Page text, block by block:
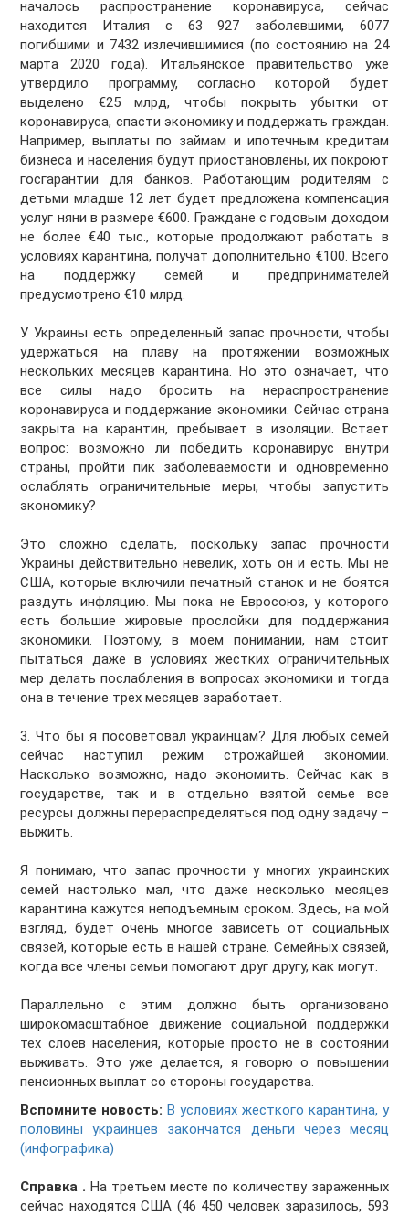
началось распространение коронавируса, сейчас
находится Италия с 63 927 заболевшими, 6077
погибшими и 7432 излечившимися (по состоянию на 24
марта 2020 года). Итальянское правительство уже
утвердило программу, согласно которой будет
выделено €25 млрд, чтобы покрыть убытки от
коронавируса, спасти экономику и поддержать граждан.
Например, выплаты по займам и ипотечным кредитам
бизнеса и населения будут приостановлены, их покроют
госгарантии для банков. Работающим родителям с
детьми младше 12 лет будет предложена компенсация
услуг няни в размере €600. Граждане с годовым доходом
не более €40 тыс., которые продолжают работать в
условиях карантина, получат дополнительно €100. Всего
на поддержку семей и предпринимателей
предусмотрено €10 млрд.
У Украины есть определенный запас прочности, чтобы
удержаться на плаву на протяжении возможных
нескольких месяцев карантина. Но это означает, что
все силы надо бросить на нераспространение
коронавируса и поддержание экономики. Сейчас страна
закрыта на карантин, пребывает в изоляции. Встает
вопрос: возможно ли победить коронавирус внутри
страны, пройти пик заболеваемости и одновременно
ослаблять ограничительные меры, чтобы запустить
экономику?
Это сложно сделать, поскольку запас прочности
Украины действительно невелик, хоть он и есть. Мы не
США, которые включили печатный станок и не боятся
раздуть инфляцию. Мы пока не Евросоюз, у которого
есть большие жировые прослойки для поддержания
экономики. Поэтому, в моем понимании, нам стоит
пытаться даже в условиях жестких ограничительных
мер делать послабления в вопросах экономики и тогда
она в течение трех месяцев заработает.
3. Что бы я посоветовал украинцам? Для любых семей
сейчас наступил режим строжайшей экономии.
Насколько возможно, надо экономить. Сейчас как в
государстве, так и в отдельно взятой семье все
ресурсы должны перераспределяться под одну задачу –
выжить.
Я понимаю, что запас прочности у многих украинских
семей настолько мал, что даже несколько месяцев
карантина кажутся неподъемным сроком. Здесь, на мой
взгляд, будет очень многое зависеть от социальных
связей, которые есть в нашей стране. Семейных связей,
когда все члены семьи помогают друг другу, как могут.
Параллельно с этим должно быть организовано
широкомасштабное движение социальной поддержки
тех слоев населения, которые просто не в состоянии
выживать. Это уже делается, я говорю о повышении
пенсионных выплат со стороны государства.
Вспомните новость:В условиях жесткого карантина, у
половины украинцев закончатся деньги через месяц
(инфографика)
Справка . На третьем месте по количеству зараженных
сейчас находятся США (46 450 человек заразилось, 593